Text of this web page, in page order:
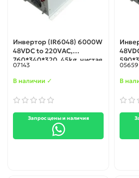
Инвертор (IR6048) 6000W
48VDC to 220VAC,
760*340*320, 45kg, чистая
синусоида
07143
В наличии ✓
Запрос цены и наличия
05659
В